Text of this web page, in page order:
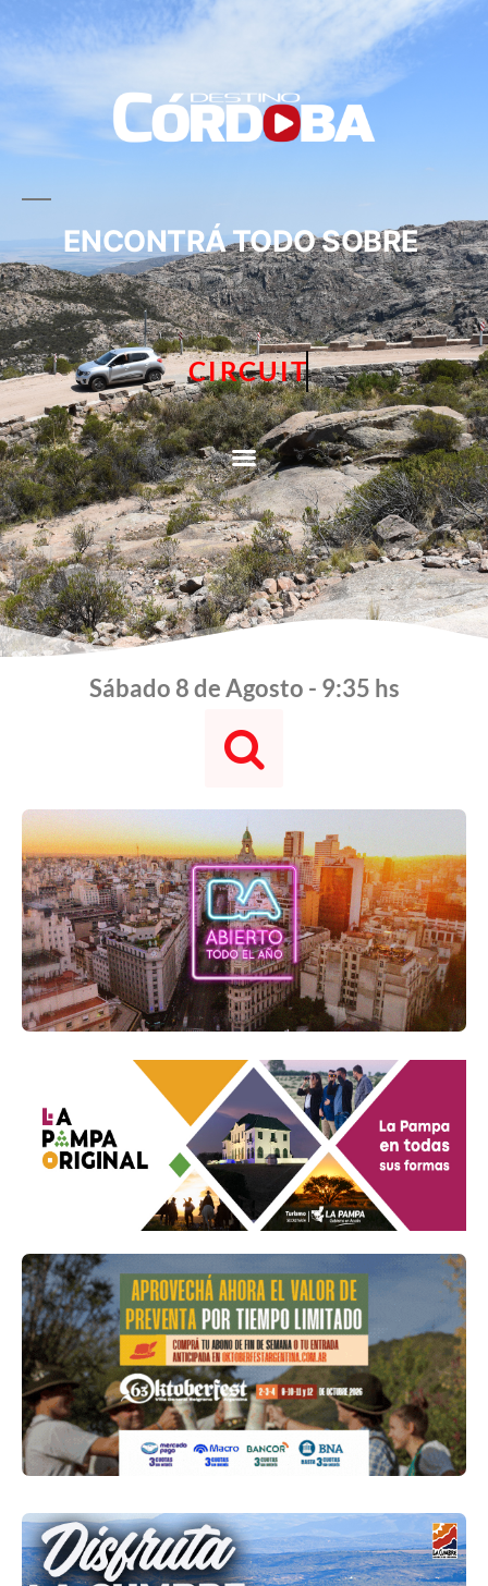
ENCONTRÁ TODO SOBRE
CIRCUITOS
Sábado 8 de Agosto - 9:35 hs